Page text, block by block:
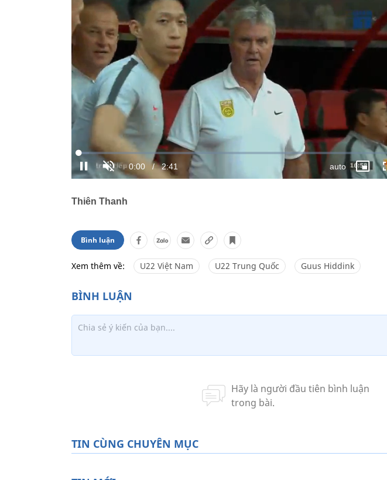
Thiên Thanh
Bình luận
Xem thêm về: U22 Việt Nam U22 Trung Quốc Guus Hiddink
TIN CÙNG CHUYÊN MỤC